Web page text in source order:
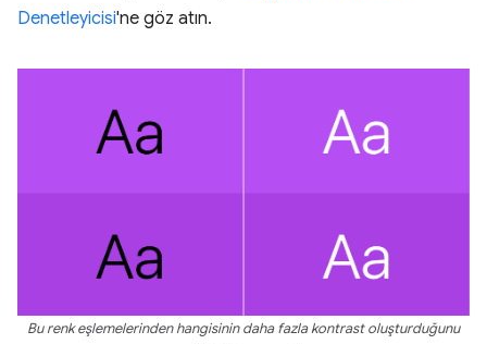
Denetleyicisi'ne göz atın.
Bu renk eşlemelerinden hangisinin daha fazla kontrast oluşturduğunu